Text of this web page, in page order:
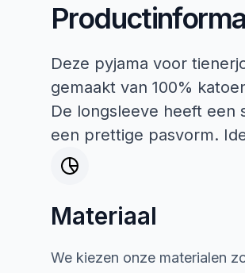
Deze pyjama voor
gemaakt van 100%
De longsleeve heeft
een prettige pasvorm.
Materiaal
We kiezen onze materialen